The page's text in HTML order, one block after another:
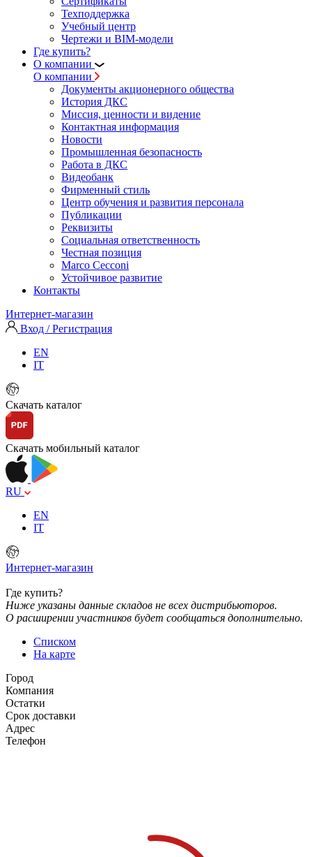
Техподдержка
Учебный центр
Чертежи и BIM-модели
Где купить?
О компании
О компании
Документы акционерного общества
История ДКС
Миссия, ценности и видение
Контактная информация
Новости
Промышленная безопасность
Работа в ДКС
Видеобанк
Фирменный стиль
Центр обучения и развития персонала
Публикации
Реквизиты
Социальная ответственность
Честная позиция
Marco Cecconi
Устойчивое развитие
Контакты
Интернет-магазин
Вход / Регистрация
EN
IT
Скачать каталог
Скачать мобильный каталог
RU
EN
IT
Интернет-магазин
Где купить?
Ниже указаны данные складов не всех дистрибьюторов.
О расширении участников будет сообщаться дополнительно.
Списком
На карте
Город
Компания
Остатки
Срок доставки
Адрес
Телефон